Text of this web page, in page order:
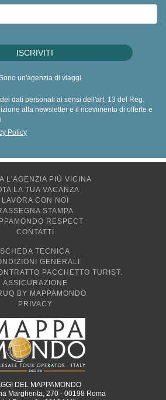
un'agenzia di viaggi
dati personali ai sensi dell'art. 13 del Reg.
alla newsletter e il ricevimento di offerte e
Policy
L'AGENZIA PIÙ VICINA
LA TUA VACANZA
LAVORA CON NOI
STAMPA
RESPECT
CONTATTI
SCHEDA TECNICA
GENERALI
PACCHETTO TURIST.
ASSICURAZIONE
BY MAPPAMONDO
PRIVACY
DEL MAPPAMONDO
Margherita, 270 - 00198 Roma